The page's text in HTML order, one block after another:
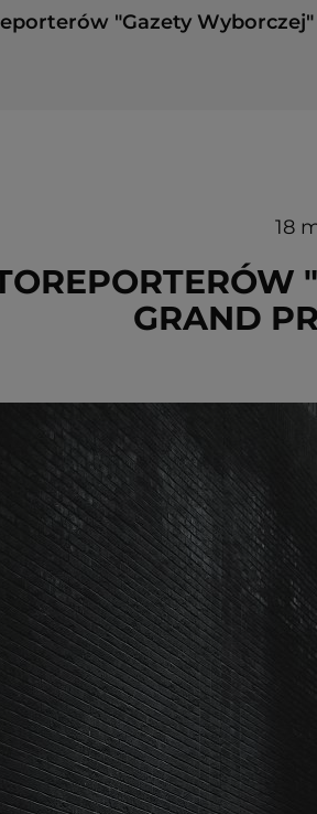
"Gazety Wyborczej"
18
GRAND